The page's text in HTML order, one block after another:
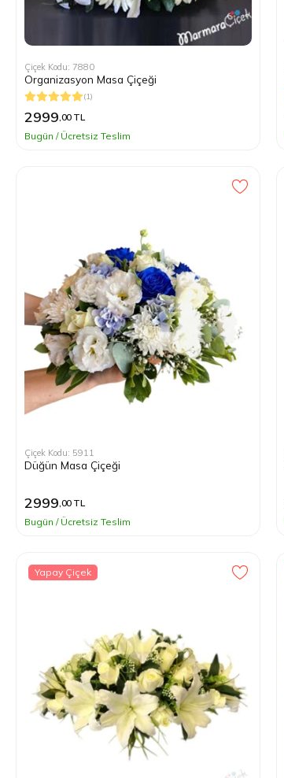
Çiçek Kodu: 7880
Organizasyon Masa Çiçeği
(1)
2999,00 TL
Bugün / Ücretsiz Teslim
Çiçek Kodu: 5911
Düğün Masa Çiçeği
2999 ,00 TL
Bugün / Ücretsiz Teslim
Yapay Çiçek